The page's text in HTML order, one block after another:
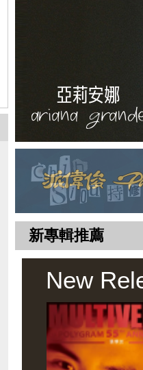
新專輯推薦
New